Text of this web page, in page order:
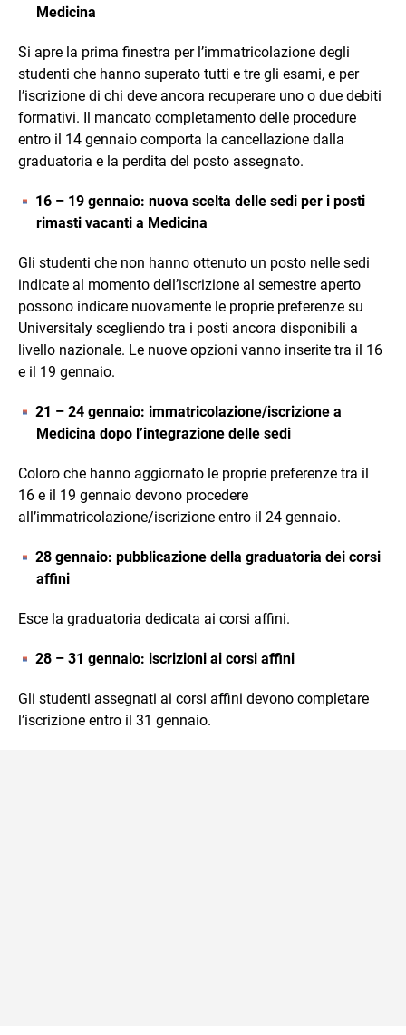
Medicina
Si apre la prima finestra per l’immatricolazione degli
studenti che hanno superato tutti e tre gli esami, e per
l’iscrizione di chi deve ancora recuperare uno o due debiti
formativi. Il mancato completamento delle procedure
entro il 14 gennaio comporta la cancellazione dalla
graduatoria e la perdita del posto assegnato.
16 – 19 gennaio: nuova scelta delle sedi per i posti
rimasti vacanti a Medicina
Gli studenti che non hanno ottenuto un posto nelle sedi
indicate al momento dell’iscrizione al semestre aperto
possono indicare nuovamente le proprie preferenze su
Universitaly scegliendo tra i posti ancora disponibili a
livello nazionale. Le nuove opzioni vanno inserite tra il 16
e il 19 gennaio.
21 – 24 gennaio: immatricolazione/iscrizione a
Medicina dopo l’integrazione delle sedi
Coloro che hanno aggiornato le proprie preferenze tra il
16 e il 19 gennaio devono procedere
all’immatricolazione/iscrizione entro il 24 gennaio.
28 gennaio: pubblicazione della graduatoria dei corsi
affini
Esce la graduatoria dedicata ai corsi affini.
28 – 31 gennaio: iscrizioni ai corsi affini
Gli studenti assegnati ai corsi affini devono completare
l’iscrizione entro il 31 gennaio.